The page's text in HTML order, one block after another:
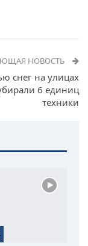
НОВОСТЬ
снег на улицах
6 единиц
техники